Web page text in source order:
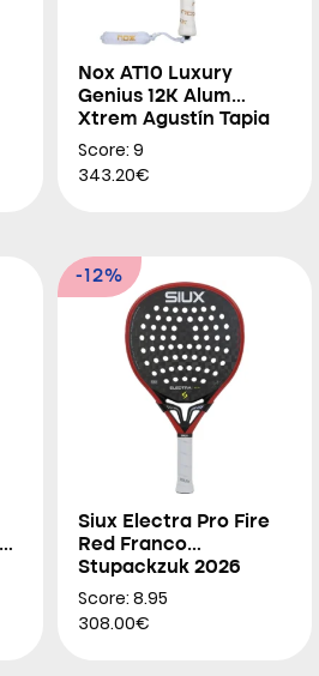
Nox AT10 Luxury
Genius 12K Alum
Xtrem Agustín Tapia
2026
Score: 9
343.20€
-12%
Siux Electra Pro Fire
Red Franco
Stupackzuk 2026
Score: 8.95
308.00€